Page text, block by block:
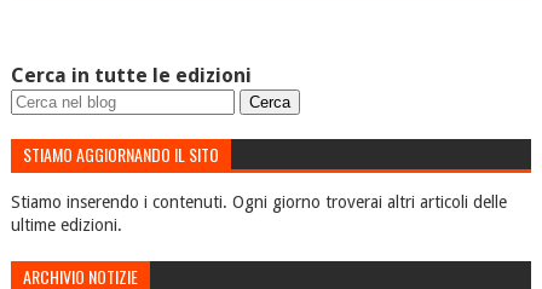
Cerca in tutte le edizioni
STIAMO AGGIORNANDO IL SITO
Stiamo inserendo i contenuti. Ogni giorno troverai altri articoli delle
ultime edizioni.
ARCHIVIO NOTIZIE